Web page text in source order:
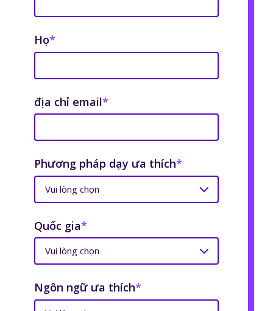
Họ*
địa chỉ email*
Phương pháp dạy ưa thích*
Quốc gia*
Ngôn ngữ ưa thích*